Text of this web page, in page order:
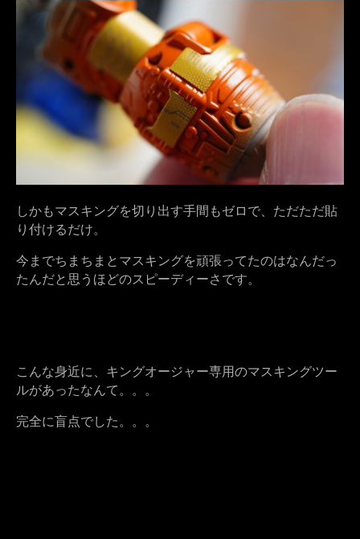
しかもマスキングを切り出す手間もゼロで、ただただ貼
り付けるだけ。
今までちまちまとマスキングを頑張ってたのはなんだっ
たんだと思うほどのスピーディーさです。
こんな身近に、キングオージャー専用のマスキングツー
ルがあったなんて。。。
完全に盲点でした。。。